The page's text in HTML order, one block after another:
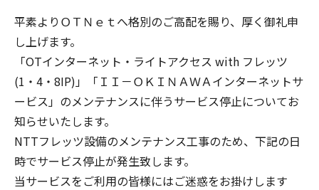
平素よりＯＴＮｅｔへ格別のご高配を賜り、厚く御礼申
し上げます。
「OTインターネット・ライトアクセス with フレッツ
(1・4・8IP)」「ＩＩ－ＯＫＩＮＡＷＡインターネットサ
ービス」のメンテナンスに伴うサービス停止についてお
知らせいたします。
NTTフレッツ設備のメンテナンス工事のため、下記の日
時でサービス停止が発生致します。
当サービスをご利用の皆様にはご迷惑をお掛けします